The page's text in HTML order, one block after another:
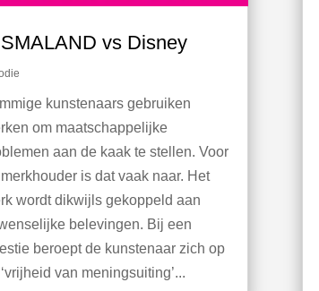
vs Disney
kunstenaars gebruiken
om maatschappelijke
aan de kaak te stellen. Voor
is dat vaak naar. Het
wordt dikwijls gekoppeld aan
belevingen. Bij een
beroept de kunstenaar zich op
van meningsuiting’...